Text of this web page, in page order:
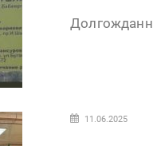
11.06.2025